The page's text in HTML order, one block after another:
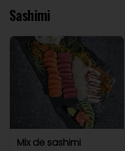
Sashimi
Mix de sashimi